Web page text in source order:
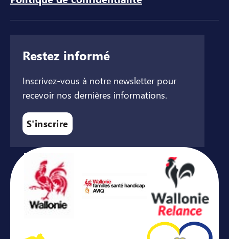
Restez informé
Inscrivez-vous à notre newsletter pour
recevoir nos dernières informations.
S'inscrire
Avec le soutien de ...